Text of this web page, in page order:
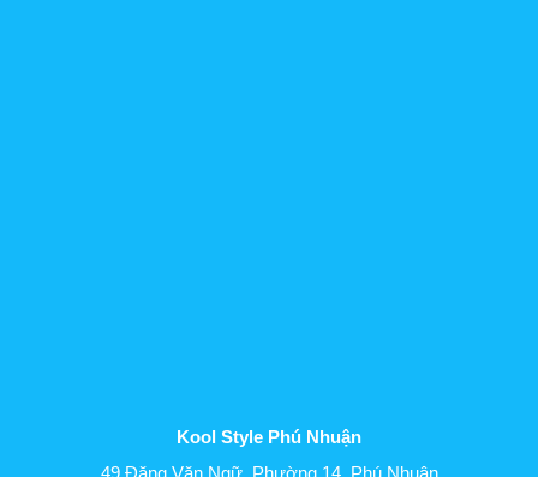
Kool Style Phú Nhuận
49 Đặng Văn Ngữ, Phường 14, Phú Nhuận